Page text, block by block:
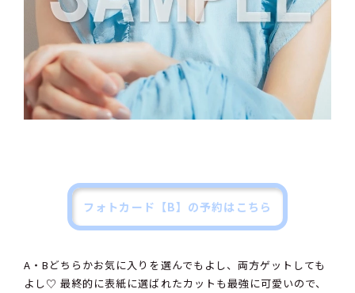
フォトカード【B】の予約はこちら
A・Bどちらかお気に入りを選んでもよし、両方ゲットしても
よし♡ 最終的に表紙に選ばれたカットも最強に可愛いので、